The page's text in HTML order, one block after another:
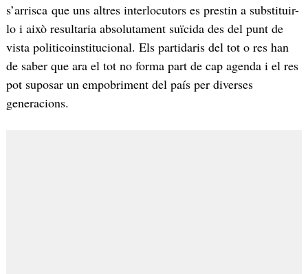
s’arrisca que uns altres interlocutors es prestin a substituir-
lo i això resultaria absolutament suïcida des del punt de
vista politicoinstitucional. Els partidaris del tot o res han
de saber que ara el tot no forma part de cap agenda i el res
pot suposar un empobriment del país per diverses
generacions.